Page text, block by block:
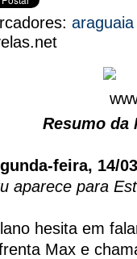
Resumo da
feira, 14/
aparece para
hesita em
Max e